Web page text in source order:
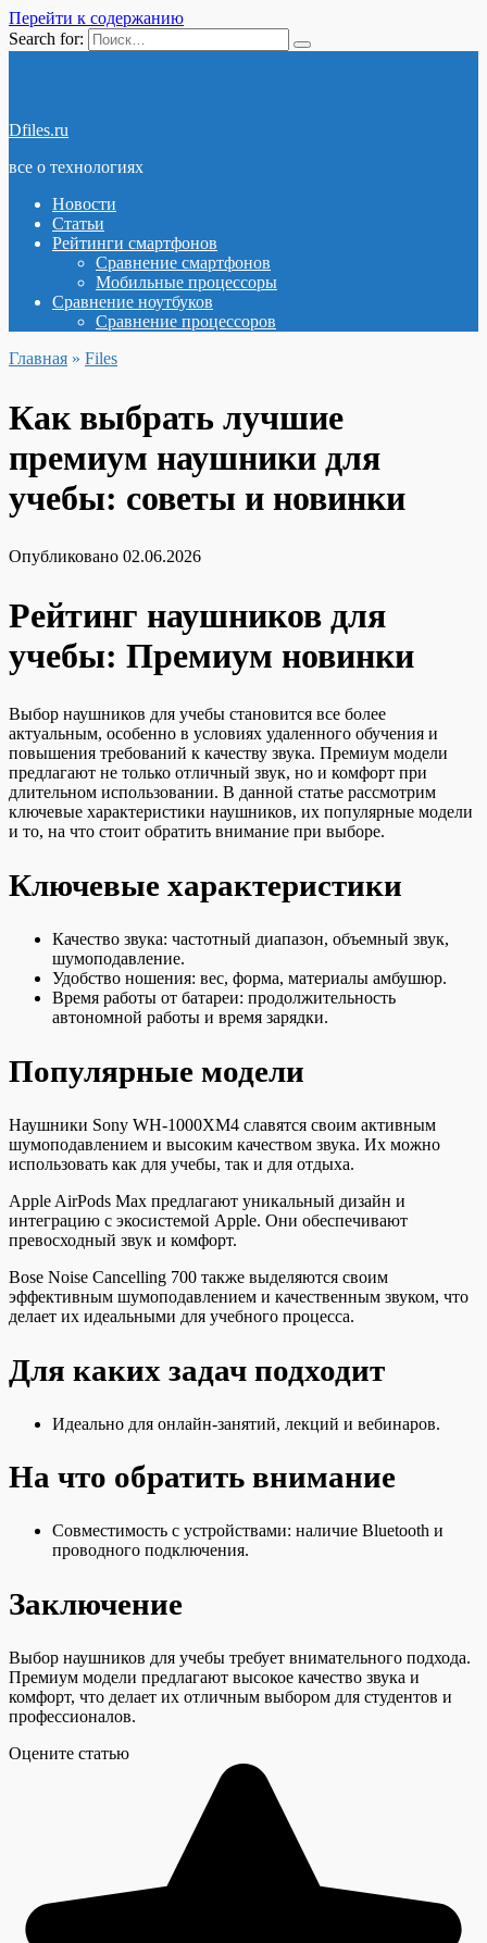
Перейти к содержанию
Search for:
Dfiles.ru
все о технологиях
Новости
Статьи
Рейтинги смартфонов
Сравнение смартфонов
Мобильные процессоры
Сравнение ноутбуков
Сравнение процессоров
Главная » Files
Как выбрать лучшие
премиум наушники для
учебы: советы и новинки
Опубликовано 02.06.2026
Рейтинг наушников для
учебы: Премиум новинки
Выбор наушников для учебы становится все более
актуальным, особенно в условиях удаленного обучения и
повышения требований к качеству звука. Премиум модели
предлагают не только отличный звук, но и комфорт при
длительном использовании. В данной статье рассмотрим
ключевые характеристики наушников, их популярные модели
и то, на что стоит обратить внимание при выборе.
Ключевые характеристики
Качество звука: частотный диапазон, объемный звук,
шумоподавление.
Удобство ношения: вес, форма, материалы амбушюр.
Время работы от батареи: продолжительность
автономной работы и время зарядки.
Популярные модели
Наушники Sony WH-1000XM4 славятся своим активным
шумоподавлением и высоким качеством звука. Их можно
использовать как для учебы, так и для отдыха.
Apple AirPods Max предлагают уникальный дизайн и
интеграцию с экосистемой Apple. Они обеспечивают
превосходный звук и комфорт.
Bose Noise Cancelling 700 также выделяются своим
эффективным шумоподавлением и качественным звуком, что
делает их идеальными для учебного процесса.
Для каких задач подходит
Идеально для онлайн-занятий, лекций и вебинаров.
На что обратить внимание
Совместимость с устройствами: наличие Bluetooth и
проводного подключения.
Заключение
Выбор наушников для учебы требует внимательного подхода.
Премиум модели предлагают высокое качество звука и
комфорт, что делает их отличным выбором для студентов и
профессионалов.
Оцените статью